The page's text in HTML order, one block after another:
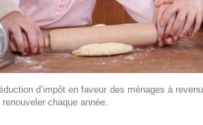
d’impôt en faveur des ménages à
chaque année.